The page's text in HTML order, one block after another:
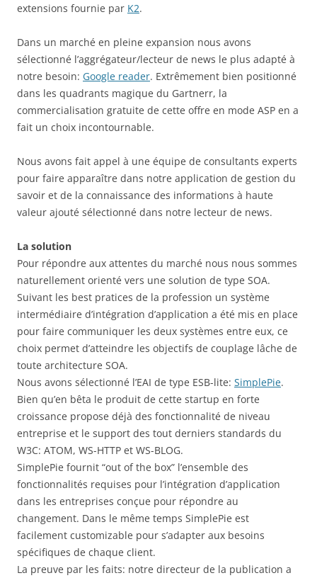
extensions fournie par K2.
Dans un marché en pleine expansion nous avons
sélectionné l’aggrégateur/lecteur de news le plus adapté à
notre besoin: Google reader. Extrêmement bien positionné
dans les quadrants magique du Gartnerr, la
commercialisation gratuite de cette offre en mode ASP en a
fait un choix incontournable.
Nous avons fait appel à une équipe de consultants experts
pour faire apparaître dans notre application de gestion du
savoir et de la connaissance des informations à haute
valeur ajouté sélectionné dans notre lecteur de news.
La solution
Pour répondre aux attentes du marché nous nous sommes
naturellement orienté vers une solution de type SOA.
Suivant les best pratices de la profession un système
intermédiaire d’intégration d’application a été mis en place
pour faire communiquer les deux systèmes entre eux, ce
choix permet d’atteindre les objectifs de couplage lâche de
toute architecture SOA.
Nous avons sélectionné l’EAI de type ESB-lite: SimplePie.
Bien qu’en bêta le produit de cette startup en forte
croissance propose déjà des fonctionnalité de niveau
entreprise et le support des tout derniers standards du
W3C: ATOM, WS-HTTP et WS-BLOG.
SimplePie fournit “out of the box” l’ensemble des
fonctionnalités requises pour l’intégration d’application
dans les entreprises conçue pour répondre au
changement. Dans le même temps SimplePie est
facilement customizable pour s’adapter aux besoins
spécifiques de chaque client.
La preuve par les faits: notre directeur de la publication a